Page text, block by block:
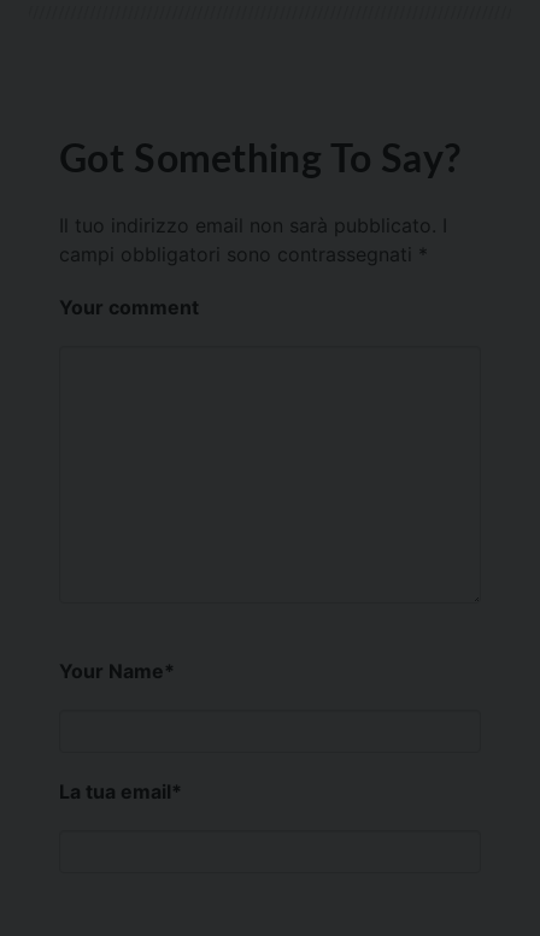
Got Something To Say?
Il tuo indirizzo email non sarà pubblicato.
campi obbligatori sono contrassegnati *
Your comment
Your Name*
La tua email*